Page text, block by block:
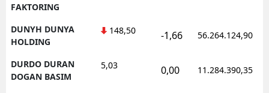
FAKTORING
DUNYH DUNYA
HOLDING
148,50 -1,66 56.264.124,90
DURDO DURAN
DOGAN BASIM
5,03 0,00 11.284.390,35